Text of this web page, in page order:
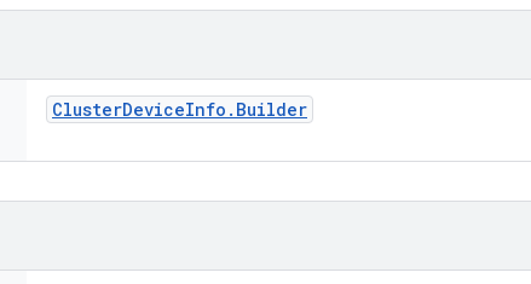
ClusterDeviceInfo . Builder